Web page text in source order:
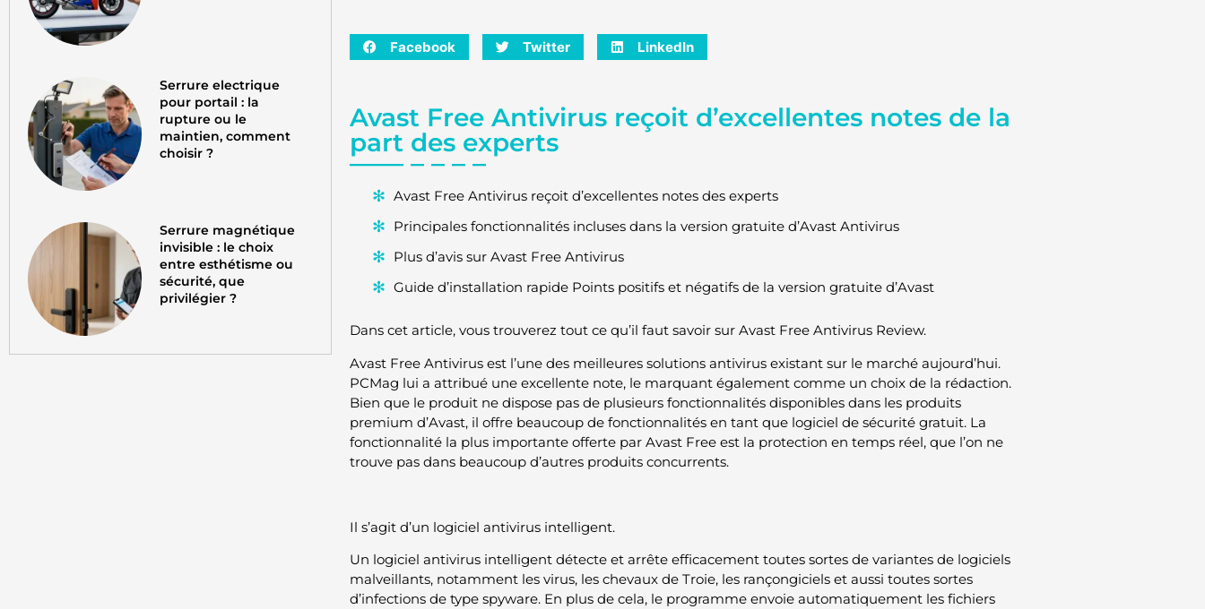
Serrure electrique
pour portail : la
rupture ou le
maintien, comment
choisir ?
Serrure magnétique
invisible : le choix
entre esthétisme ou
sécurité, que
privilégier ?
Facebook Twitter LinkedIn
Avast Free Antivirus reçoit d’excellentes notes de la
part des experts
Avast Free Antivirus reçoit d’excellentes notes des experts
Principales fonctionnalités incluses dans la version gratuite d’Avast Antivirus
Plus d’avis sur Avast Free Antivirus
Guide d’installation rapide Points positifs et négatifs de la version gratuite d’Avast
Dans cet article, vous trouverez tout ce qu’il faut savoir sur Avast Free Antivirus Review.
Avast Free Antivirus est l’une des meilleures solutions antivirus existant sur le marché aujourd’hui.
PCMag lui a attribué une excellente note, le marquant également comme un choix de la rédaction.
Bien que le produit ne dispose pas de plusieurs fonctionnalités disponibles dans les produits
premium d’Avast, il offre beaucoup de fonctionnalités en tant que logiciel de sécurité gratuit. La
fonctionnalité la plus importante offerte par Avast Free est la protection en temps réel, que l’on ne
trouve pas dans beaucoup d’autres produits concurrents.
Il s’agit d’un logiciel antivirus intelligent.
Un logiciel antivirus intelligent détecte et arrête efficacement toutes sortes de variantes de logiciels
malveillants, notamment les virus, les chevaux de Troie, les rançongiciels et aussi toutes sortes
d’infections de type spyware. En plus de cela, le programme envoie automatiquement les fichiers